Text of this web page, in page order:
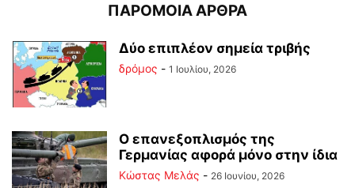
ΠΑΡΟΜΟΙΑ ΑΡΘΡΑ
Δύο επιπλέον σημεία τριβής
δρόμος - 1 Ιουλίου, 2026
Ο επανεξοπλισμός της
Γερμανίας αφορά μόνο στην ίδια
Κώστας Μελάς - 26 Ιουνίου, 2026